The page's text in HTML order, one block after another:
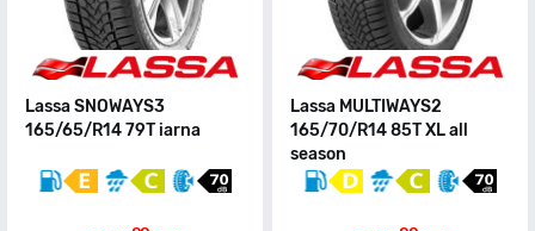
Lassa SNOWAYS3
165/65/R14 79T iarna
Lassa MULTIWAYS2
165/70/R14 85T XL all
season